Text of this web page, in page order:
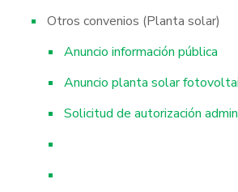
Otros convenios (Planta solar)
Anuncio información pública
Anuncio planta solar
Solicitud de autorización